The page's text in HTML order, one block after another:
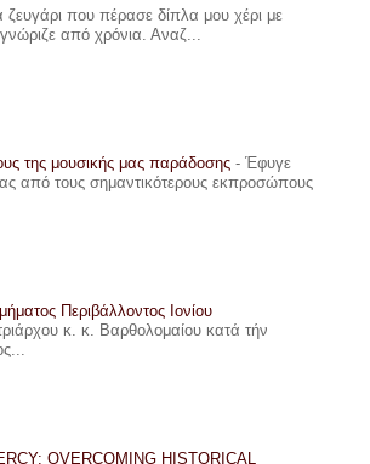
που πέρασε δίπλα μου χέρι με
από χρόνια. Αναζ...
της μουσικής μας παράδοσης - Έφυγε
από τους σημαντικότερους εκπροσώπους
Περιβάλλοντος Ιονίου
κ. κ. Βαρθολομαίου κατά τήν
OVERCOMING HISTORICAL